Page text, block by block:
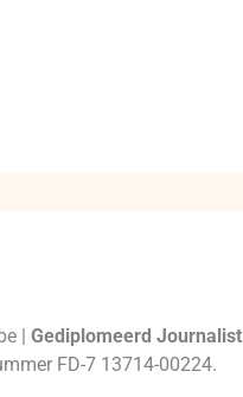
|Gediplomeerd Journalist
FD-7 13714-00224.